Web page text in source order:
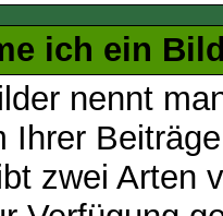
ich ein
nennt
Ihrer
zwei Arten